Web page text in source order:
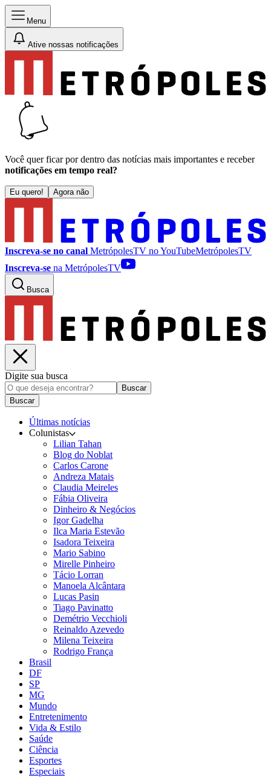
Menu
Ative nossas notificações
Você quer ficar por dentro das notícias mais importantes e receber
notificações em tempo real?
Eu quero! Agora não
Inscreva-se no canal MetrópolesTV noYouTubeMetrópolesTV
Inscreva-se na MetrópolesTV
Busca
Digite sua busca
Buscar
Buscar
Últimas notícias
Colunistas
Lilian Tahan
Blog do Noblat
Carlos Carone
Andreza Matais
Claudia Meireles
Fábia Oliveira
Dinheiro & Negócios
Igor Gadelha
Ilca Maria Estevão
Isadora Teixeira
Mario Sabino
Mirelle Pinheiro
Tácio Lorran
Manoela Alcântara
Lucas Pasin
Tiago Pavinatto
Demétrio Vecchioli
Reinaldo Azevedo
Milena Teixeira
Rodrigo França
Brasil
DF
SP
MG
Mundo
Entretenimento
Vida & Estilo
Saúde
Ciência
Esportes
Especiais